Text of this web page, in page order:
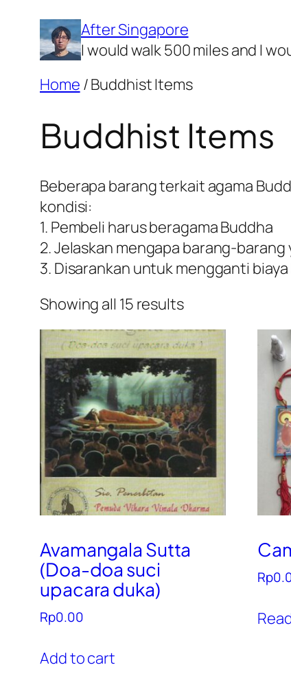
content
After Singapore
I would walk 500 miles and I
Home / Buddhist Items
Buddhist Items
Beberapa barang terkait agama
kondisi:
1. Pembeli harus beragama Buddha
2. Jelaskan mengapa barang-
3. Disarankan untuk mengganti
Showing all 15 results
Avamangala Sutta
(Doa-doa suci
upacara duka)
Rp0.00
Add to cart
Rp